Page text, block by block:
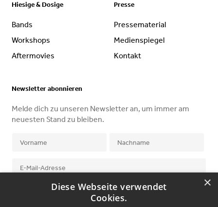
Hiesige & Dosige
Bands
Workshops
Aftermovies
Presse
Pressematerial
Medienspiegel
Kontakt
Newsletter abonnieren
Melde dich zu unseren Newsletter an, um immer am
neuesten Stand zu bleiben.
Ich stimme derDatenschutzerklärungzu. ×
Diese Webseite verwendet
Cookies.